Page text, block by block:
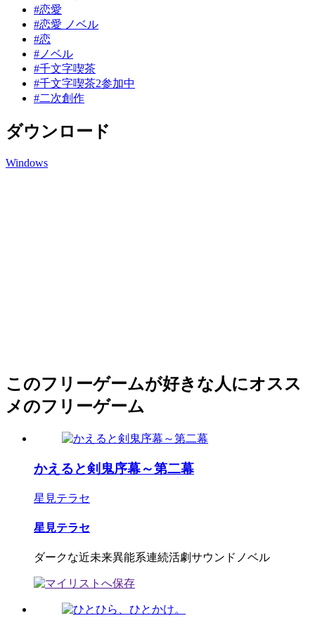
#恋愛
#恋愛 ノベル
#恋
#ノベル
#千文字喫茶
#千文字喫茶2参加中
#二次創作
ダウンロード
Windows
このフリーゲームが好きな人にオスス
メのフリーゲーム
かえると剣鬼序幕～第二幕
星見テラセ
星見テラセ
ダークな近未来異能系連続活劇サウンドノベル